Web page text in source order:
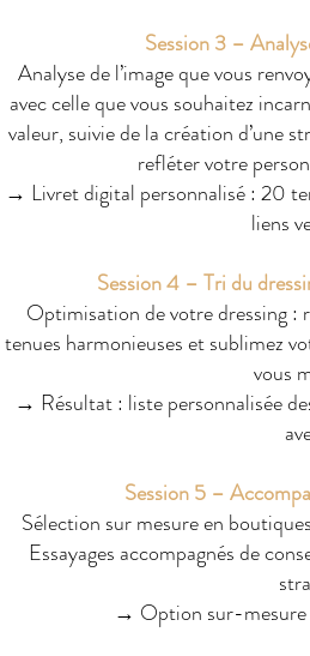
Session 3 –
Analyse de l’image que vous
avec celle que vous souhaitez
valeur, suivie de la création d’une
refléter votre
→ Livret digital personnalisé : 20
liens
Session 4 – Tri du
Optimisation de votre dressing :
tenues harmonieuses et sublimez
vous
→ Résultat : liste personnalisée
Session 5 –
Sélection sur mesure en
Essayages accompagnés de
→ Option sur-mesure